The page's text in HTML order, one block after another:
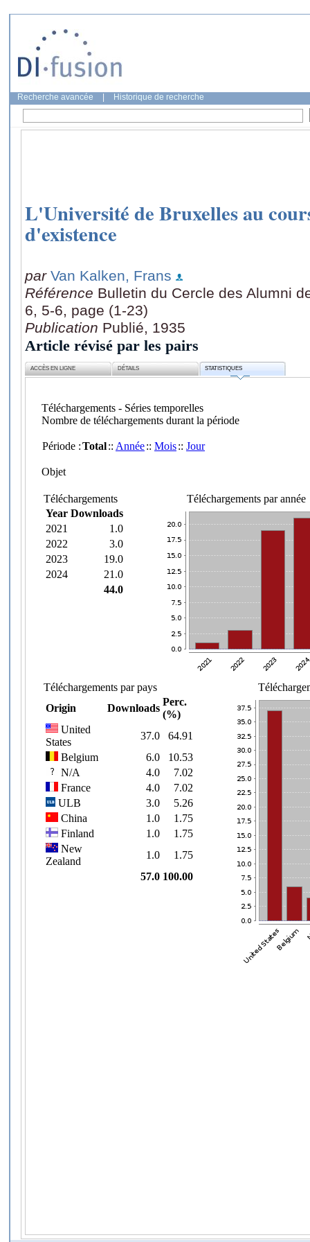
Recherche avancée Historique de recherche
L'Université de Bruxelles au
d'existence
par Van Kalken, Frans
Référence Bulletin du Cercle des Alumni
6, 5-6, page (1-23)
Publication Publié, 1935
Article révisé par les pairs
ACCÈS EN LIGNE DÉTAILS STATISTIQUES